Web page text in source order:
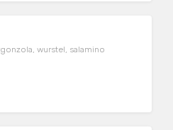
wurstel, salamino